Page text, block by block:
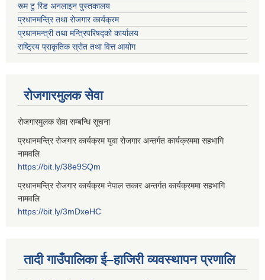
रूम टु रिड अनलाइन पुस्तकालय
प्रधानमन्त्रि तथा रोजगार कार्यक्रम
प्रधानमन्त्री तथा मन्त्रिपरिषद्को कार्यालय
राष्ट्रिय प्राकृतिक स्रोत तथा वित्त आयोग
रोजगारमुलक सेवा
रोजगारमुलक सेवा सम्बन्धि सूचना
प्रधानमन्त्रि रोजगार कार्यक्रम युवा रोजगार अन्तर्गत कार्यक्रममा सहभागि
नामवलि
https://bit.ly/38e9SQm
प्रधानमन्त्रि रोजगार कार्यक्रम नेपाल सकार अन्तर्गत कार्यक्रममा सहभागि
नामवलि
https://bit.ly/3mDxeHC
तादी गाउँपालिका ई–हाजिरी व्यवस्थापन प्रणालि